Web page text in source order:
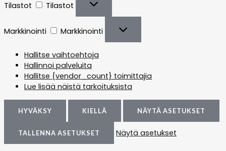
Tilastot Tilastot
Markkinointi Markkinointi
Hallitse vaihtoehtoja
Hallinnoi palveluita
Hallitse {vendor_count} toimittajia
Lue lisää näistä tarkoituksista
HYVÄKSY KIELLÄ NÄYTÄ ASETUKSET
TALLENNA ASETUKSET Näytä asetukset